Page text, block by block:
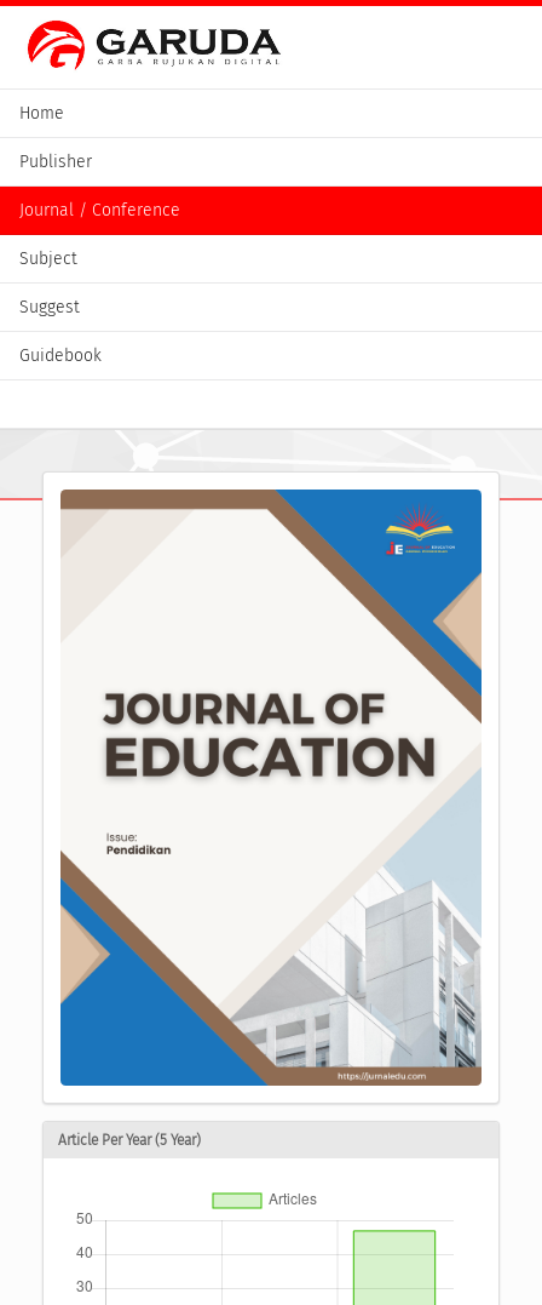
Home
Publisher
Journal / Conference
Subject
Suggest
Guidebook
Article Per Year (5 Year)